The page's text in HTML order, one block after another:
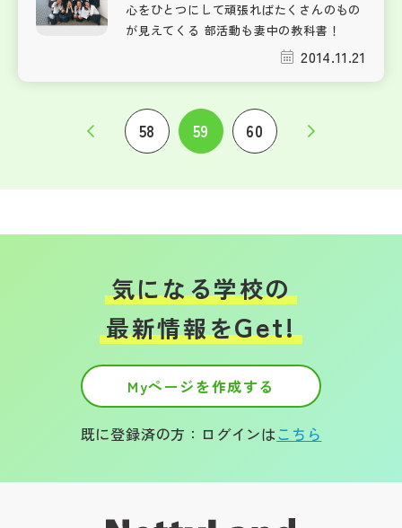
心をひとつにして頑張ればたくさんのもの
が見えてくる 部活動も妻中の教科書！
2014.11.21
58 59 60
気になる学校の
最新情報をGet!
Myページを作成する
既に登録済の方：ログインはこちら